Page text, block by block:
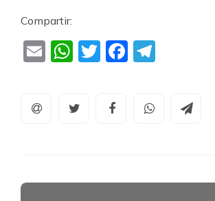
Compartir:
EmailWhatsApp
TwitterFacebook